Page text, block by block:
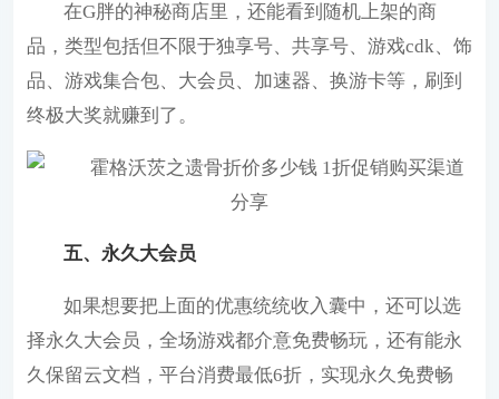
在G胖的神秘商店里，还能看到随机上架的商
品，类型包括但不限于独享号、共享号、游戏cdk、饰
品、游戏集合包、大会员、加速器、换游卡等，刷到
终极大奖就赚到了。
五、永久大会员
如果想要把上面的优惠统统收入囊中，还可以选
择永久大会员，全场游戏都介意免费畅玩，还有能永
久保留云文档，平台消费最低6折，实现永久免费畅